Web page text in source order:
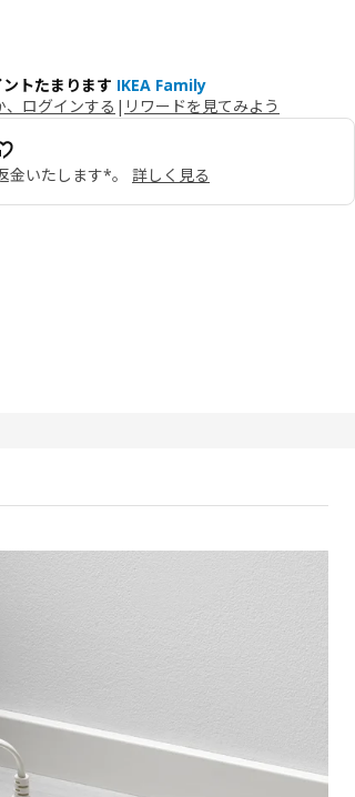
トたまります IKEA Family
、ログインする | リワードを見てみよう
いたします*。
詳しく見る